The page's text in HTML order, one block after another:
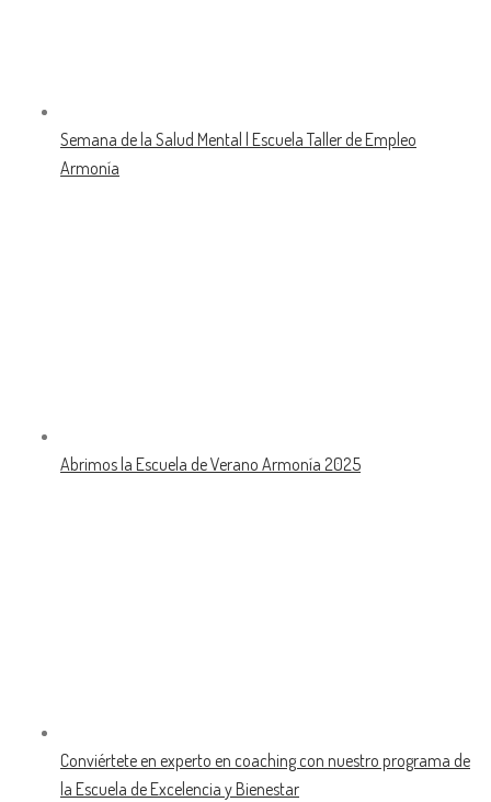
Semana de la Salud Mental | Escuela Taller de Empleo
Armonía
Abrimos la Escuela de Verano Armonía 2025
Conviértete en experto en coaching con nuestro programa de
la Escuela de Excelencia y Bienestar